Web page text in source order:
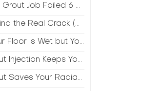
6 Months Later (And How to Prevent It)
(Because What You See Isn't Always the Source)
Is Wet but Your Crack Is Dry
Keeps Your Retail Floors Looking Fresh
Radiant Floor from Moisture Damage